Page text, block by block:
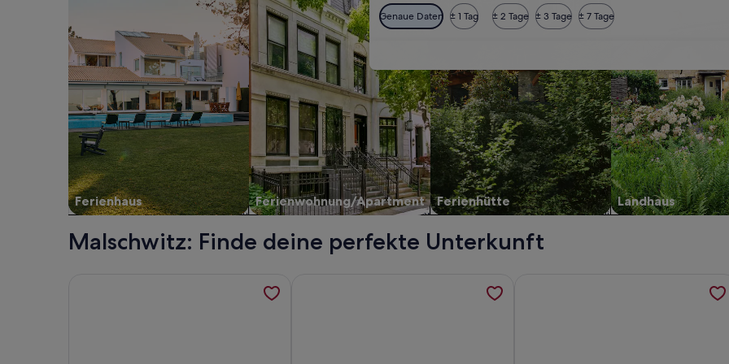
Genaue Daten ± 1 Tag ± 2 Tage ± 3 Tage ± 7 Tage
Ferienhaus Ferienwohnung/Apartment Ferienhütte Landhaus
Malschwitz: Finde deine perfekte Unterkunft